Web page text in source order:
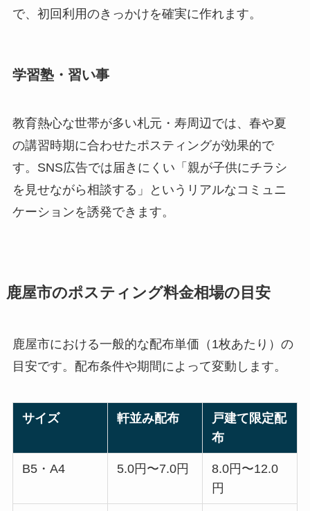
で、初回利用のきっかけを確実に作れます。
学習塾・習い事
教育熱心な世帯が多い札元・寿周辺では、春や夏
の講習時期に合わせたポスティングが効果的で
す。SNS広告では届きにくい「親が子供にチラシ
を見せながら相談する」というリアルなコミュニ
ケーションを誘発できます。
鹿屋市のポスティング料金相場の目安
鹿屋市における一般的な配布単価（1枚あたり）の
目安です。配布条件や期間によって変動します。
サイズ 軒並み配布
戸建て限定配
布
B5・A4 5.0円〜7.0円
8.0円〜12.0
円